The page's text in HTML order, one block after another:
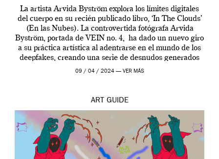
La artista Arvida Byström explora los límites digitales
del cuerpo en su recién publicado libro, ‘In The Clouds’
(En las Nubes). La controvertida fotógrafa Arvida
Byström, portada de VEIN no. 4, ha dado un nuevo giro
a su práctica artística al adentrarse en el mundo de los
deepfakes, creando una serie de desnudos generados
por […]
09 / 04 / 2024 — VER MÁS
ART GUIDE